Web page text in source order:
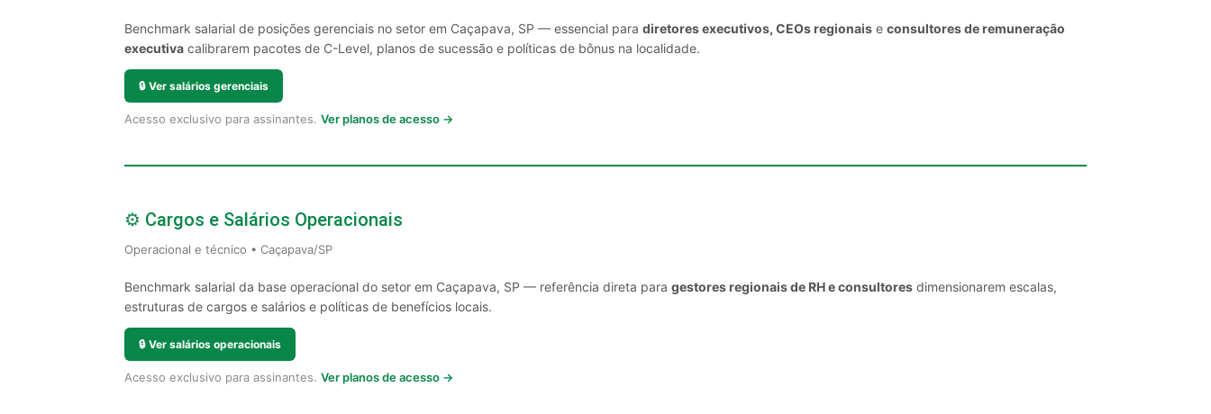
Benchmark salarial de posições gerenciais no setor em Caçapava, SP — essencial para diretores executivos, CEOs regionais e consultores de remuneração
executiva calibrarem pacotes de C-Level, planos de sucessão e políticas de bônus na localidade.
🔒 Ver salários gerenciais
Acesso exclusivo para assinantes. Ver planos de acesso →
⚙️ Cargos e Salários Operacionais
Operacional e técnico • Caçapava/SP
Benchmark salarial da base operacional do setor em Caçapava, SP — referência direta para gestores regionais de RH e consultores dimensionarem escalas,
estruturas de cargos e salários e políticas de benefícios locais.
🔒 Ver salários operacionais
Acesso exclusivo para assinantes. Ver planos de acesso →